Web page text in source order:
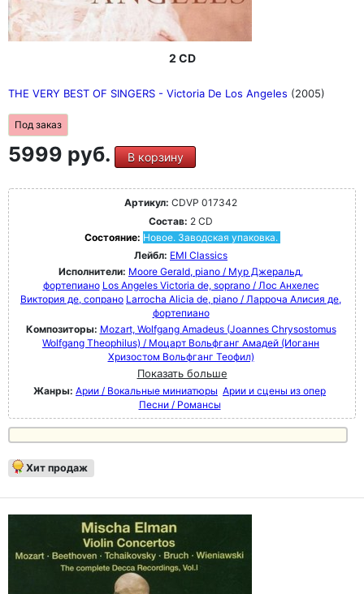
2 CD
THE VERY BEST OF SINGERS - Victoria De Los Angeles (2005)
Под заказ
5999 руб. В корзину
Артикул: CDVP 017342
Состав: 2 CD
Состояние: Новое. Заводская упаковка.
Лейбл: EMI Classics
Исполнители: Moore Gerald, piano / Мур Джеральд,
фортепиано Los Angeles Victoria de, soprano / Лос Анхелес
Виктория де, сопрано Larrocha Alicia de, piano / Ларроча Алисия де,
фортепиано
Композиторы: Mozart, Wolfgang Amadeus (Joannes Chrysostomus
Wolfgang Theophilus) / Моцарт Вольфганг Амадей (Иоганн
Хризостом Вольфганг Теофил)
Показать больше
Жанры: Арии / Вокальные миниатюры Арии и сцены из опер
Песни / Романсы
Хит продаж